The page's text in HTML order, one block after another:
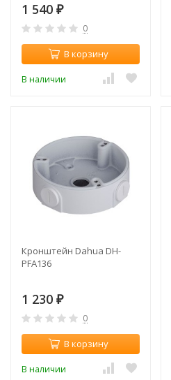
1 540 ₽
0
В корзину
В наличии
Кронштейн Dahua DH-
PFA136
1 230 ₽
0
В корзину
В наличии